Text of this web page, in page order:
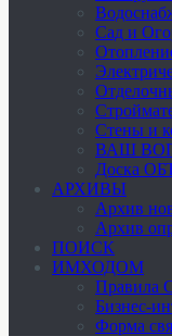
Сад и
Стены и
ВАШ
Доска
АРХИВЫ
Архив
Архив
ПОИСК
ИМХОДОМ
Правила
Бизнес-
Форма